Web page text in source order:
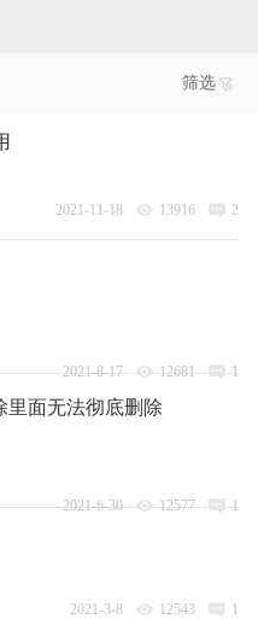
筛选
2021-11-18 13916 2
2021-8-17 12681 1
里面无法彻底删除
2021-6-30 12577 1
2021-3-8 12543 1